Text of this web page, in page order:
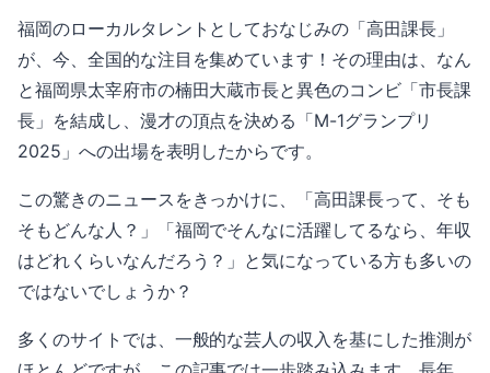
福岡のローカルタレントとしておなじみの「高田課長」
が、今、全国的な注目を集めています！その理由は、なん
と福岡県太宰府市の楠田大蔵市長と異色のコンビ「市長課
長」を結成し、漫才の頂点を決める「M-1グランプリ
2025」への出場を表明したからです。
この驚きのニュースをきっかけに、「高田課長って、そも
そもどんな人？」「福岡でそんなに活躍してるなら、年収
はどれくらいなんだろう？」と気になっている方も多いの
ではないでしょうか？
多くのサイトでは、一般的な芸人の収入を基にした推測が